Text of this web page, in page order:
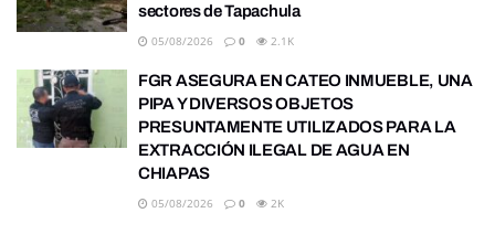
sectores de Tapachula
05/08/2026 0 2.1K
FGR ASEGURA EN CATEO INMUEBLE, UNA
PIPA Y DIVERSOS OBJETOS
PRESUNTAMENTE UTILIZADOS PARA LA
EXTRACCIÓN ILEGAL DE AGUA EN
CHIAPAS
05/08/2026 0 2K